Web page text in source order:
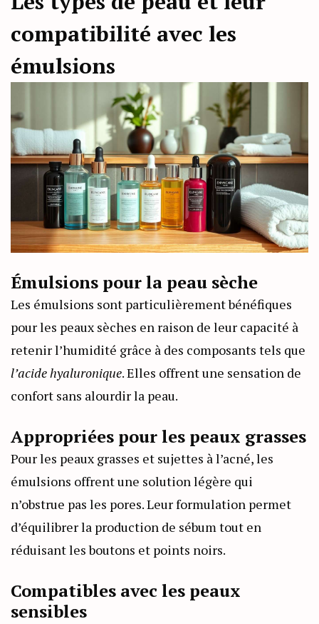
compatibilité avec les
émulsions
Émulsions pour la peau sèche
Les émulsions sont particulièrement bénéfiques
pour les peaux sèches en raison de leur capacité à
retenir l’humidité grâce à des composants tels que
l’acide hyaluronique. Elles offrent une sensation de
confort sans alourdir la peau.
Appropriées pour les peaux grasses
Pour les peaux grasses et sujettes à l’acné, les
émulsions offrent une solution légère qui
n’obstrue pas les pores. Leur formulation permet
d’équilibrer la production de sébum tout en
réduisant les boutons et points noirs.
Compatibles avec les peaux
sensibles